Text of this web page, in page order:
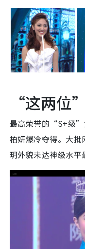
“这两位
最高荣誉的“S+级”
柏妍爆冷夺得。大
玥外貌未达神级水平